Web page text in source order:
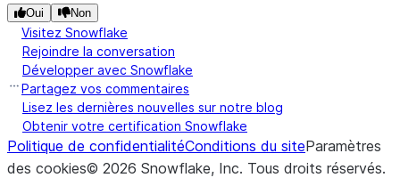
Oui Non
Visitez Snowflake
Rejoindre la conversation
Développer avec Snowflake
Partagez vos commentaires
Lisez les dernières nouvelles sur notre blog
Obtenir votre certification Snowflake
Politique de confidentialitéConditions du siteParamètres
des cookies© 2026 Snowflake, Inc. Tous droits réservés.